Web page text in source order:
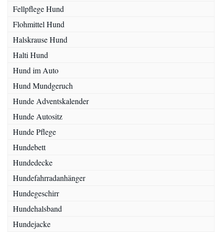
Fellpflege Hund
Flohmittel Hund
Halskrause Hund
Halti Hund
Hund im Auto
Hund Mundgeruch
Hunde Adventskalender
Hunde Autositz
Hunde Pflege
Hundebett
Hundedecke
Hundefahrradanhänger
Hundegeschirr
Hundehalsband
Hundejacke